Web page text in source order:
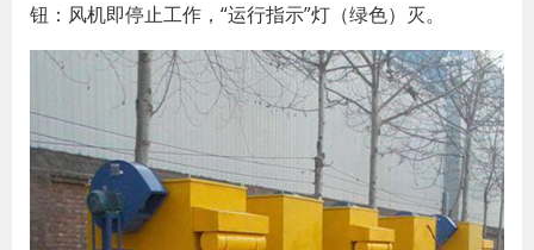
钮：风机即停止工作，“运行指示”灯（绿色）灭。